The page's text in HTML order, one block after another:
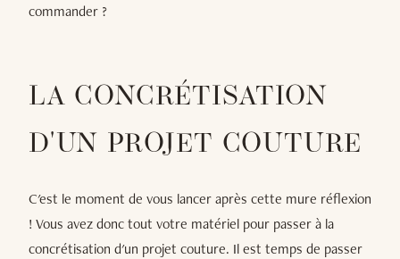
commander ?
LA CONCRÉTISATION
D'UN PROJET COUTURE
C'est le moment de vous lancer après cette mure réflexion
! Vous avez donc tout votre matériel pour passer à la
concrétisation d'un projet couture. Il est temps de passer